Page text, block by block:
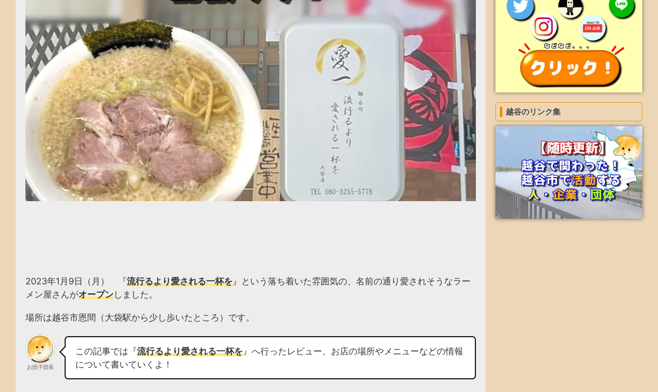
2023年1月9日（月） 『流行るより愛される一杯を 』という落ち着いた雰囲気の、名前の通り愛されそうなラー
メン屋さんがオープンしました。
場所は越谷市恩間（大袋駅から少し歩いたところ）です。
お団子団長
この記事では『流行るより愛される一杯を 』へ行ったレビュー、お店の場所やメニューなどの情報
について書いていくよ！
越谷のリンク集